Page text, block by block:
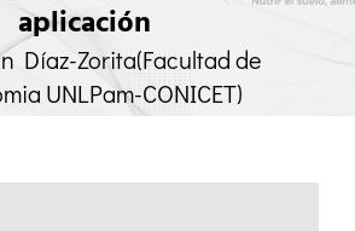
aplicación
Díaz-Zorita​ (Facultad de
UNLPam-CONICET)